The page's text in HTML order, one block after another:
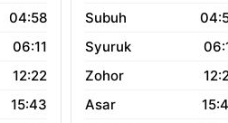
04:58
06:11
12:22
15:43